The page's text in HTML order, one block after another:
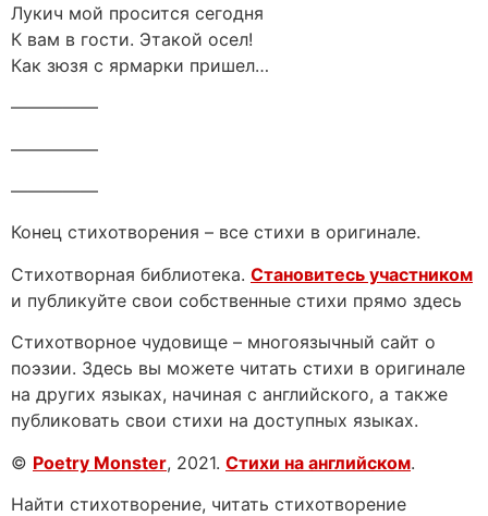
Лукич мой просится сегодня
К вам в гости. Этакой осел!
Как зюзя с ярмарки пришел…
—————
—————
—————
Конец стихотворения – все стихи в оригинале.
Стихотворная библиотека. Становитесь участником
и публикуйте свои собственные стихи прямо здесь
Стихотворное чудовище – многоязычный сайт о
поэзии. Здесь вы можете читать стихи в оригинале
на других языках, начиная с английского, а также
публиковать свои стихи на доступных языках.
© Poetry Monster, 2021. Стихи на английском.
Найти стихотворение, читать стихотворение